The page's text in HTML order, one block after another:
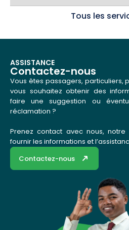
Tous les
ASSISTANCE
Contactez-nous
Vous êtes passagers, particuliers,
vous souhaitez obtenir des
faire une suggestion ou
réclamation ?
Prenez contact avec nous,
fournir les informations et
Contactez-nous